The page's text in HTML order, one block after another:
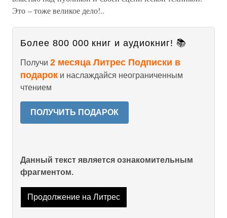
Это – тоже великое дело!..
Более 800 000 книг и аудиокниг! 📚
Получи 2 месяца Литрес Подписки в
подарок и наслаждайся неограниченным
чтением
ПОЛУЧИТЬ ПОДАРОК
Данный текст является ознакомительным
фрагментом.
Продолжение на Литрес